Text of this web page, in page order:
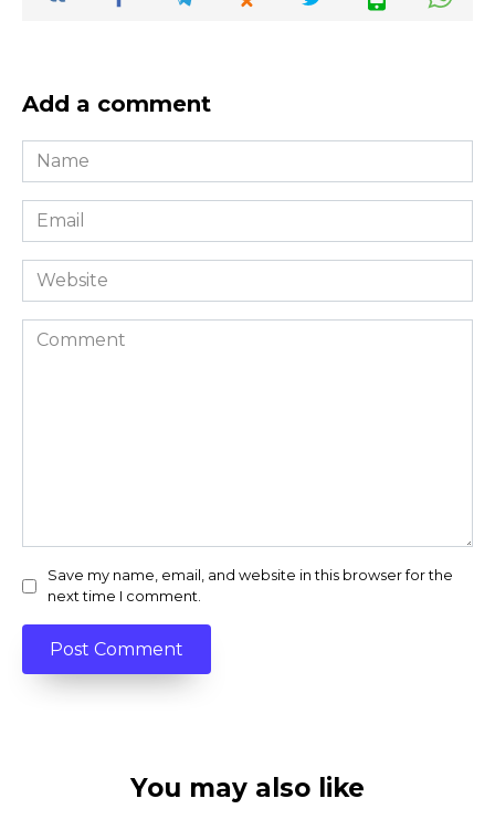
Add a comment
Name
*
Email
*
Website
Comment
Save my name, email, and website in this browser for the
next time I comment.
You may also like